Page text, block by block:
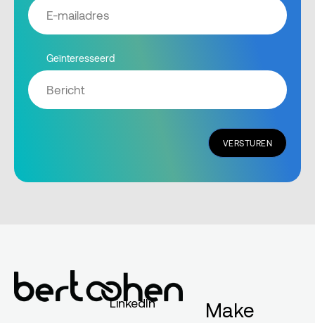
Geïnteresseerd
VERSTUREN
LinkedIn
Make